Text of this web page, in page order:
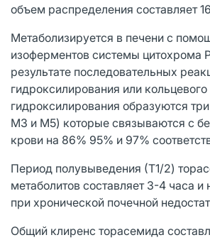
объем распределения составляет
Метаболизируется в печени с
изоферментов системы цитохрома
результате последовательных
гидроксилирования или кольцевого
гидроксилирования образуются
М3 и М5) которые связываются с
крови на 86% 95% и 97%
Период полувыведения (Т1/2)
метаболитов составляет 3-4 часа и
при хронической почечной
Общий клиренс торасемида